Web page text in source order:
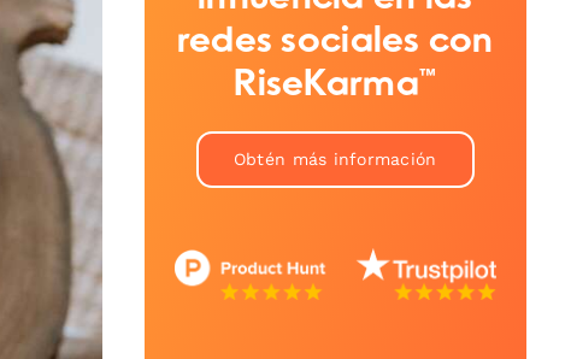
redes sociales con
RiseKarma™
Obtén más información